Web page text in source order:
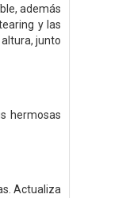
además
y las
junto
hermosas
Actualiza